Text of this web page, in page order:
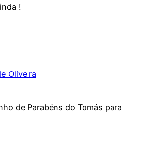
!
Oliveira
de Parabéns do Tomás para